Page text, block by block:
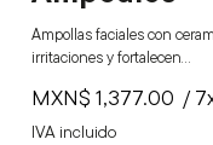
Ampollas faciales con
irritaciones y fortalecen…
MXN$ 1,377.00
IVA incluido
/